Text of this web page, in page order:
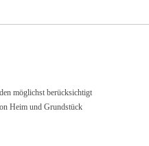
möglichst berücksichtigt
Heim und Grundstück